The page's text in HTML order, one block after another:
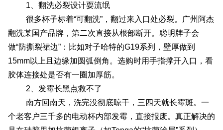
1、翻洗必裂设计耍流氓
很多杯子标着“可翻洗”，翻过来入口处必裂。广州阿杰
翻洗某国产品牌，第二次直接从根部断开。聪明牌子会
做“防撕裂裙边”：比如对子哈特的G19系列，壁厚做到
15mm以上且边缘加圆弧倒角。选购时用手指撑开入口，看
胶体连接处是否有一圈加厚筋。
2、发霉长黑点救不了
南方回南天，洗完没彻底晾干，三四天就长霉斑。一
个老客户三千多的电动杯内部发霉，直接报废。真正解决的